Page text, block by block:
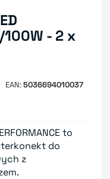
100W - 2 x
EAN 5036694010037
to
do
z